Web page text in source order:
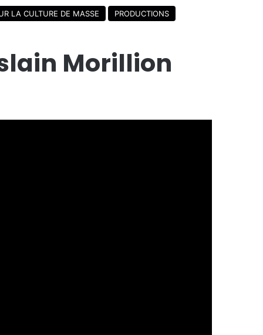
LA CULTURE DE MASSE
PRODUCTIONS
Morillion